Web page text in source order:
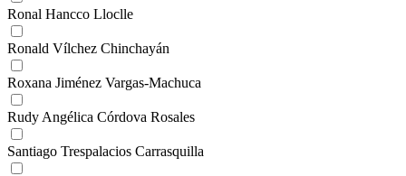
Ronal Hancco Lloclle
Ronald Vílchez Chinchayán
Roxana Jiménez Vargas-Machuca
Rudy Angélica Córdova Rosales
Santiago Trespalacios Carrasquilla